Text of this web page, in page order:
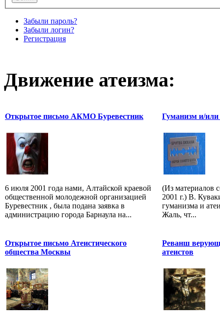
Забыли пароль?
Забыли логин?
Регистрация
Движение атеизма:
Открытое письмо АКМО Буревестник
6 июля 2001 года нами, Алтайской краевой
общественной молодежной организацией
Буревестник , была подана заявка в
администрацию города Барнаула на...
Гуманизм и/или
(Из материалов
2001 г.) В.
гуманизма и
Жаль, чт...
Открытое письмо Атеистического
общества Москвы
Реванш
атеистов